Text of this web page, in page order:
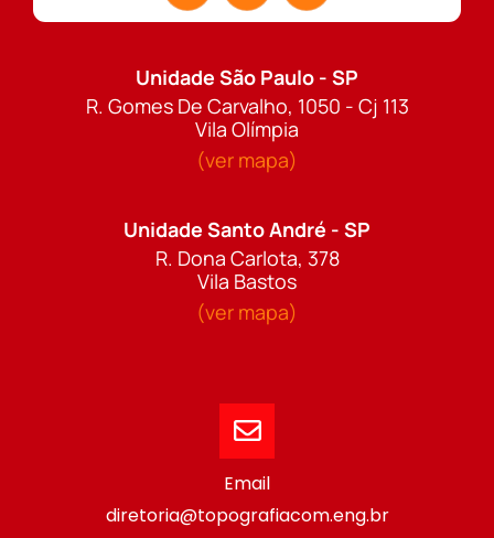
Unidade São Paulo - SP
R. Gomes De Carvalho, 1050 - Cj 113
Vila Olímpia
(ver mapa)
Unidade Santo André - SP
R. Dona Carlota, 378
Vila Bastos
(ver mapa)
Email
diretoria@topografiacom.eng.br